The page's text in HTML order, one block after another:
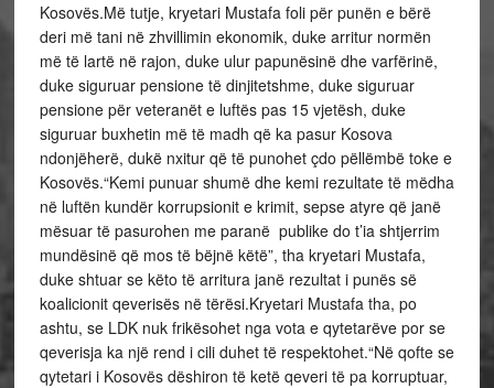
Kosovës.Më tutje, kryetari Mustafa foli për punën e bërë
deri më tani në zhvillimin ekonomik, duke arritur normën
më të lartë në rajon, duke ulur papunësinë dhe varfërinë,
duke siguruar pensione të dinjitetshme, duke siguruar
pensione për veteranët e luftës pas 15 vjetësh, duke
siguruar buxhetin më të madh që ka pasur Kosova
ndonjëherë, dukë nxitur që të punohet çdo pëllëmbë toke e
Kosovës.“Kemi punuar shumë dhe kemi rezultate të mëdha
në luftën kundër korrupsionit e krimit, sepse atyre që janë
mësuar të pasurohen me paranë publike do t’ia shtjerrim
mundësinë që mos të bëjnë këtë”, tha kryetari Mustafa,
duke shtuar se këto të arritura janë rezultat i punës së
koalicionit qeverisës në tërësi.Kryetari Mustafa tha, po
ashtu, se LDK nuk frikësohet nga vota e qytetarëve por se
qeverisja ka një rend i cili duhet të respektohet.“Në qofte se
qytetari i Kosovës dëshiron të ketë qeveri të pa korruptuar,